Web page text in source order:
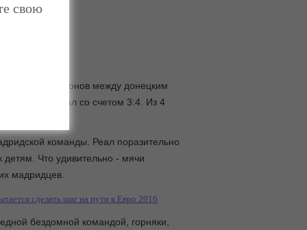
Лиги чемпионов между донецким
проиграл со счетом 3:4. Из 4
команды. Реал поразительно
детям. Что удивительно - мячи
мадридцев.
сделать шаг на пути к Евро 2016
бездомной командой, горняки,
свою